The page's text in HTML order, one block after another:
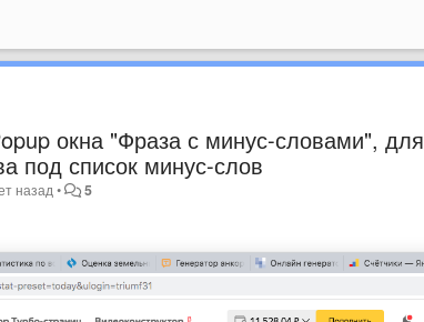
окна "Фраза с минус-словами", для
под список минус-слов
назад• 5